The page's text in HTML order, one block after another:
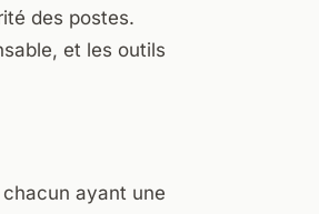
des postes.
et les outils
chacun ayant une